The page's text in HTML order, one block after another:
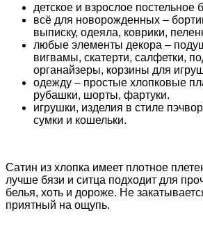
детское и взрослое постельное
всё для новорожденных –
выписку, одеяла, коврики,
любые элементы декора –
вигвамы, скатерти, салфетки,
органайзеры, корзины для
одежду – простые хлопковые
рубашки, шорты, фартуки.
игрушки, изделия в стиле
сумки и кошельки.
Сатин из хлопка имеет плотное
лучше бязи и ситца подходит для
белья, хоть и дороже. Не
приятный на ощупь.